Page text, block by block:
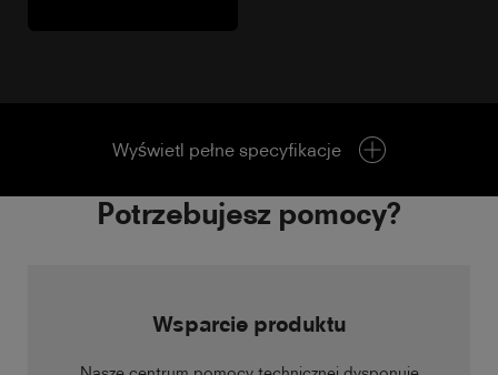
Wyświetl pełne specyfikacje
Potrzebujesz pomocy?
Wsparcie produktu